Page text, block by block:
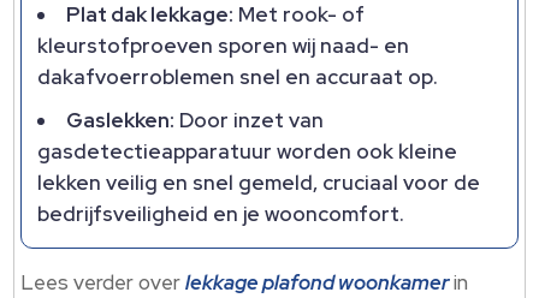
Plat dak lekkage: Met rook- of
kleurstofproeven sporen wij naad- en
dakafvoerroblemen snel en accuraat op.
Gaslekken: Door inzet van
gasdetectieapparatuur worden ook kleine
lekken veilig en snel gemeld, cruciaal voor de
bedrijfsveiligheid en je wooncomfort.
Lees verder overlekkage plafond woonkamerin